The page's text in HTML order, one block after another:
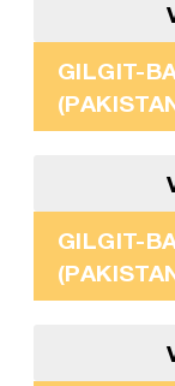
GILGIT-
GILGIT-